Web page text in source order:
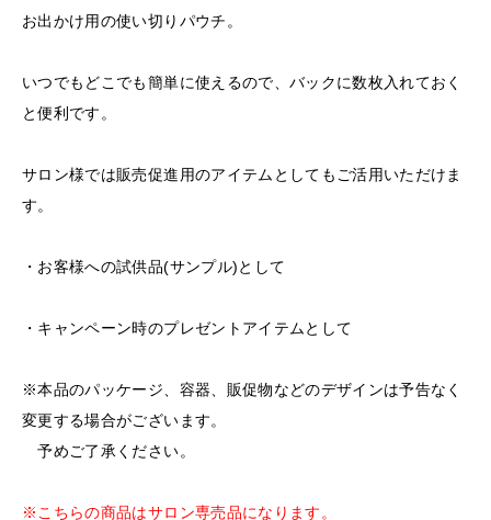
お出かけ用の使い切りパウチ。
いつでもどこでも簡単に使えるので、バックに数枚入れておく
と便利です。
サロン様では販売促進用のアイテムとしてもご活用いただけま
す。
・お客様への試供品(サンプル)として
・キャンペーン時のプレゼントアイテムとして
※本品のパッケージ、容器、販促物などのデザインは予告なく
変更する場合がございます。
予めご了承ください。
※こちらの商品はサロン専売品になります。